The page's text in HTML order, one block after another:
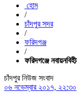
হোম
/
চাঁদপুর সদর
/
ফরিদগঞ্জ
/
ফরিদগঞ্জে
চাঁদপুর নিউজ সংবাদ
০৬ নভেম্বার ২০১৭, ২২:৩০